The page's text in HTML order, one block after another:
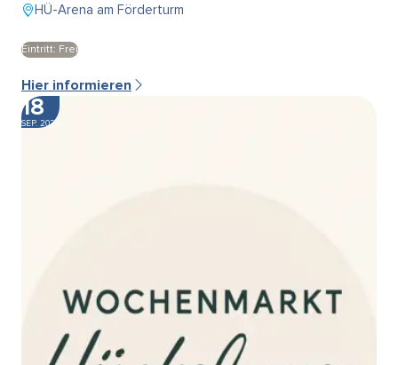
HÜ-Arena am Förderturm
Eintritt: Frei
Hier informieren
18
SEP. 2026